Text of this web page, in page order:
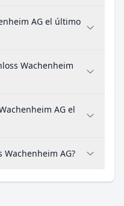
AG el último
Wachenheim
AG el
Wachenheim AG?